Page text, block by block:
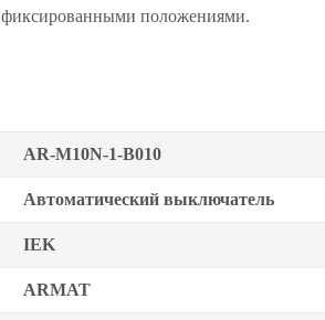
фиксированными положениями.
AR-M10N-1-B010
Автоматический выключатель
IEK
ARMAT